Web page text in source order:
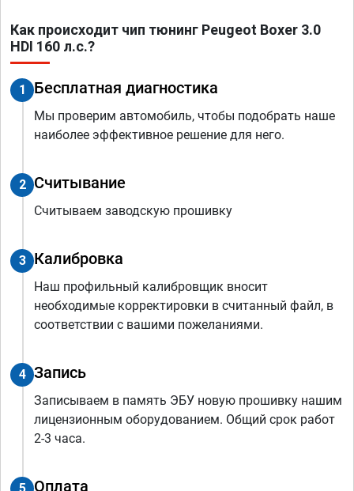
Как происходит чип тюнинг Peugeot Boxer 3.0
HDI 160 л.с.?
1 Бесплатная диагностика
Мы проверим автомобиль, чтобы подобрать наше
наиболее эффективное решение для него.
2 Считывание
Считываем заводскую прошивку
3 Калибровка
Наш профильный калибровщик вносит
необходимые корректировки в считанный файл, в
соответствии с вашими пожеланиями.
4 Запись
Записываем в память ЭБУ новую прошивку нашим
лицензионным оборудованием. Общий срок работ
2-3 часа.
Оплата